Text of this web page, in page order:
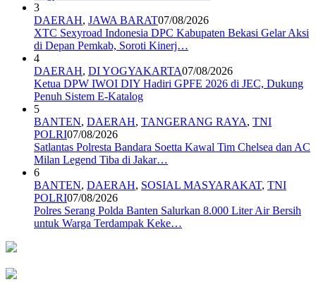
3
DAERAH, JAWA BARAT07/08/2026
XTC Sexyroad Indonesia DPC Kabupaten Bekasi Gelar Aksi
di Depan Pemkab, Soroti Kinerj…
4
DAERAH, DI YOGYAKARTA07/08/2026
Ketua DPW IWOI DIY Hadiri GPFE 2026 di JEC, Dukung
Penuh Sistem E-Katalog
5
BANTEN, DAERAH, TANGERANG RAYA, TNI
POLRI07/08/2026
Satlantas Polresta Bandara Soetta Kawal Tim Chelsea dan AC
Milan Legend Tiba di Jakar…
6
BANTEN, DAERAH, SOSIAL MASYARAKAT, TNI
POLRI07/08/2026
Polres Serang Polda Banten Salurkan 8.000 Liter Air Bersih
untuk Warga Terdampak Keke…